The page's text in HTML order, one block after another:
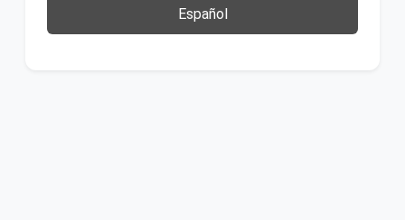
Español